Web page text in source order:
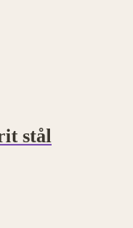
stål